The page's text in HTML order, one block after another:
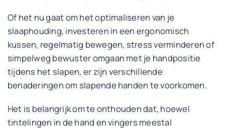
Of het nu gaat om het optimaliseren van je
slaaphouding, investeren in een ergonomisch
kussen, regelmatig bewegen, stress verminderen of
simpelweg bewuster omgaan met je handpositie
tijdens het slapen, er zijn verschillende
benaderingen om slapende handen te voorkomen.
Het is belangrijk om te onthouden dat, hoewel
tintelingen in de hand en vingers meestal